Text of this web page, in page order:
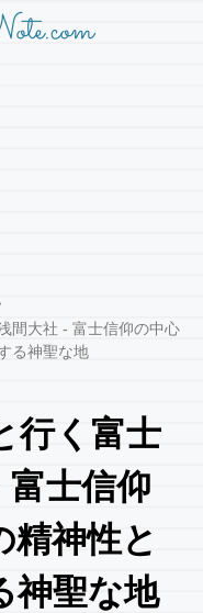
間大社 - 富士信仰の中心
る神聖な地
行く富士
富士信仰
精神性と
神聖な地